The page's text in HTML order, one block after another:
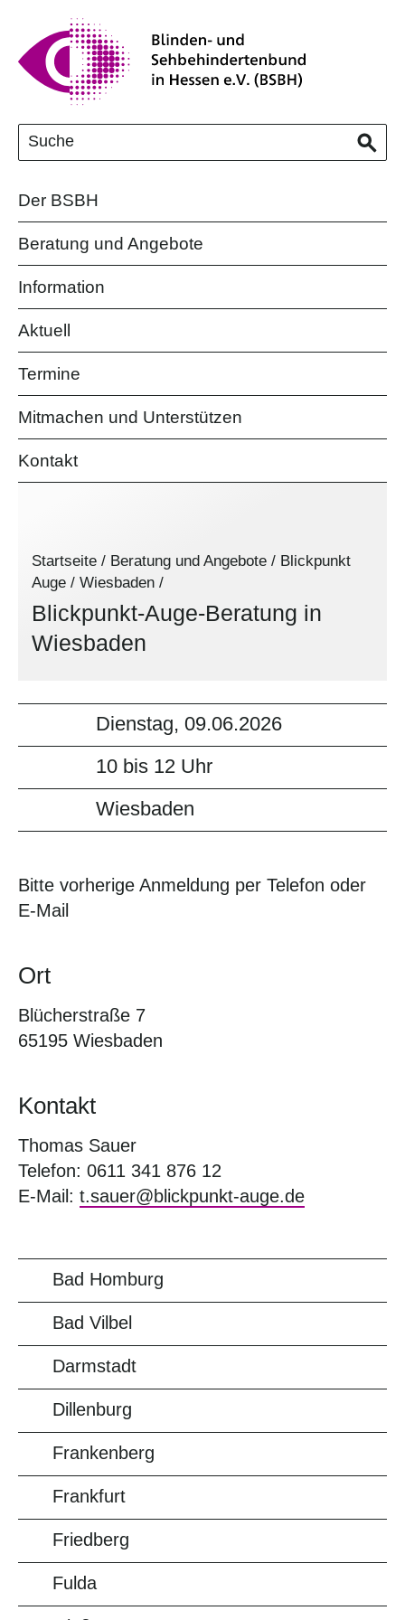
Der BSBH
Beratung und Angebote
Information
Aktuell
Termine
Mitmachen und Unterstützen
Kontakt
Startseite / Beratung und Angebote / Blickpunkt
Auge / Wiesbaden /
Blickpunkt-Auge-Beratung in
Wiesbaden
Dienstag, 09.06.2026
10 bis 12 Uhr
Wiesbaden
Bitte vorherige Anmeldung per Telefon oder
E-Mail
Ort
Blücherstraße 7
65195 Wiesbaden
Kontakt
Thomas Sauer
Telefon: 0611 341 876 12
E-Mail: t.sauer@blickpunkt-auge.de
Bad Homburg
Bad Vilbel
Darmstadt
Dillenburg
Frankenberg
Frankfurt
Friedberg
Fulda